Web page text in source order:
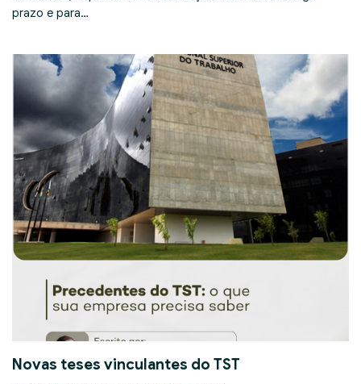
prazo e para…
Novas teses vinculantes do TST